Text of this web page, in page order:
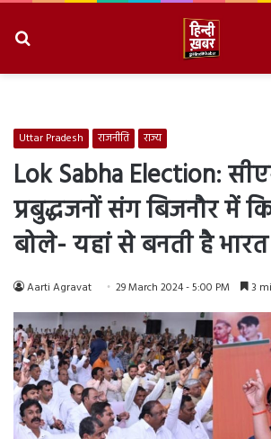
Uttar Pradesh राजनीति राज्य
Lok Sabha Election:
प्रबुद्धजनों संग बिजनौर में
बोले- यहां से बनती है
Aarti Agravat 29 March 2024 - 5:00 PM 3